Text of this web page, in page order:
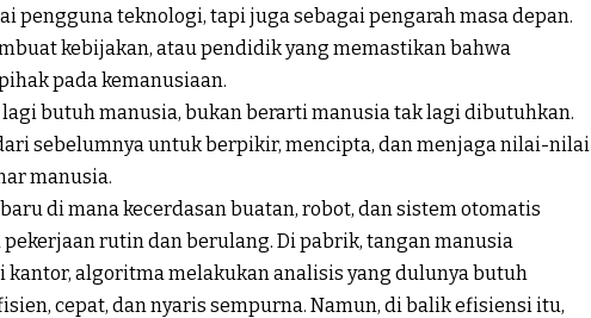
pengguna teknologi, tapi juga sebagai pengarah masa depan.
kebijakan, atau pendidik yang memastikan bahwa
pada kemanusiaan.
butuh manusia, bukan berarti manusia tak lagi dibutuhkan.
sebelumnya untuk berpikir, mencipta, dan menjaga nilai-nilai
manusia.
di mana kecerdasan buatan, robot, dan sistem otomatis
rutin dan berulang. Di pabrik, tangan manusia
algoritma melakukan analisis yang dulunya butuh
cepat, dan nyaris sempurna. Namun, di balik efisiensi itu,